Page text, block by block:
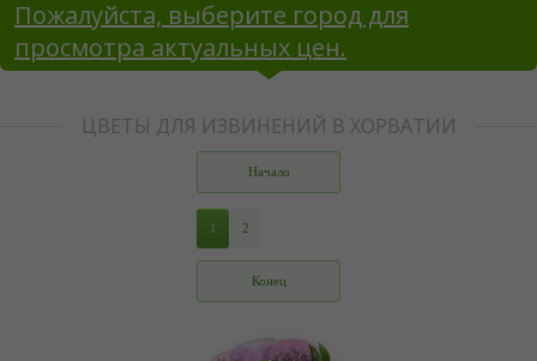
Пожалуйста, выберите город для
просмотра актуальных цен.
ЦВЕТЫ ДЛЯ ИЗВИНЕНИЙ В ХОРВАТИИ
Начало
1 2
Конец